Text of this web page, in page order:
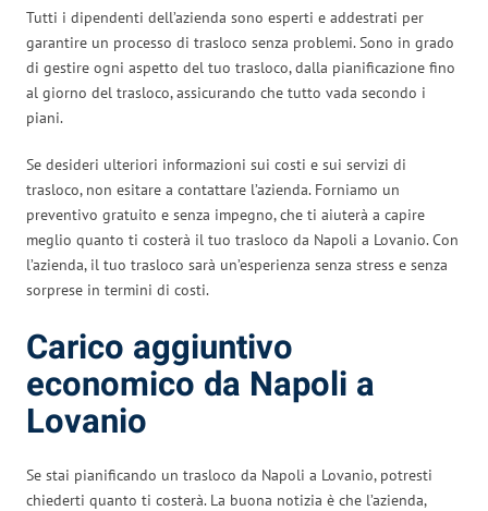
Tutti i dipendenti dell’azienda sono esperti e addestrati per
garantire un processo di trasloco senza problemi. Sono in grado
di gestire ogni aspetto del tuo trasloco, dalla pianificazione fino
al giorno del trasloco, assicurando che tutto vada secondo i
piani.
Se desideri ulteriori informazioni sui costi e sui servizi di
trasloco, non esitare a contattare l’azienda. Forniamo un
preventivo gratuito e senza impegno, che ti aiuterà a capire
meglio quanto ti costerà il tuo trasloco da Napoli a Lovanio. Con
l’azienda, il tuo trasloco sarà un’esperienza senza stress e senza
sorprese in termini di costi.
Carico aggiuntivo
economico da Napoli a
Lovanio
Se stai pianificando un trasloco da Napoli a Lovanio, potresti
chiederti quanto ti costerà. La buona notizia è che l’azienda,